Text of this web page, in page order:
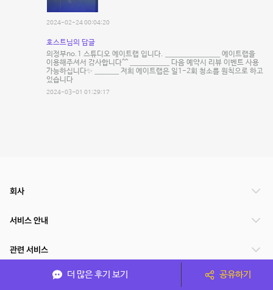
2024-02-24 00:04:20
호스트님의 답글
의정부no.1 스튜디오 에이트랩 입니다. __________________ 에이트랩을
이용해주셔서 감사합니다^^ _____________ 다음 예약시 리뷰 이벤트 사용
가능하십니다✨ ________ 저희 에이트랩은 일1-2회 청소를 원칙으로 하고
있습니다
2024-03-01 01:29:17
더 많은 후기 보기 공유하기
회사
서비스 안내
관련 서비스